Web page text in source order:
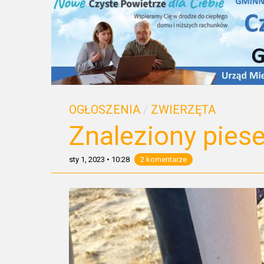
OGŁOSZENIA / ZWIERZĘTA
Znaleziony
sty 1, 2023 • 10:28 2 komentarze